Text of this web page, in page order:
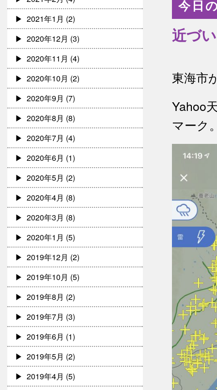
今日
近づ
東海市
Yahoo
マーク
2021年1月 (2)
2020年12月 (3)
2020年11月 (4)
2020年10月 (2)
2020年9月 (7)
2020年8月 (8)
2020年7月 (4)
2020年6月 (1)
2020年5月 (2)
2020年4月 (8)
2020年3月 (8)
2020年1月 (5)
2019年12月 (2)
2019年10月 (5)
2019年8月 (2)
2019年7月 (3)
2019年6月 (1)
2019年5月 (2)
2019年4月 (5)